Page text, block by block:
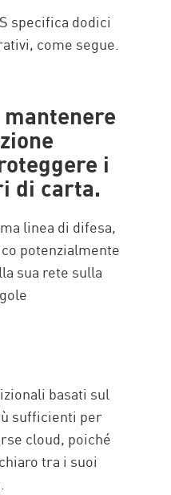
specifica dodici
come segue.
i
di carta.
linea di difesa,
potenzialmente
sua rete sulla
basati sul
sufficienti per
cloud, poiché
tra i suoi